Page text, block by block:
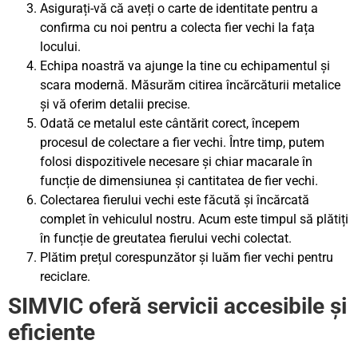
Asigurați-vă că aveți o carte de identitate pentru a
confirma cu noi pentru a colecta fier vechi la fața
locului.
Echipa noastră va ajunge la tine cu echipamentul și
scara modernă. Măsurăm citirea încărcăturii metalice
și vă oferim detalii precise.
Odată ce metalul este cântărit corect, începem
procesul de colectare a fier vechi. Între timp, putem
folosi dispozitivele necesare și chiar macarale în
funcție de dimensiunea și cantitatea de fier vechi.
Colectarea fierului vechi este făcută și încărcată
complet în vehiculul nostru. Acum este timpul să plătiți
în funcție de greutatea fierului vechi colectat.
Plătim prețul corespunzător și luăm fier vechi pentru
reciclare.
SIMVIC oferă servicii accesibile și
eficiente